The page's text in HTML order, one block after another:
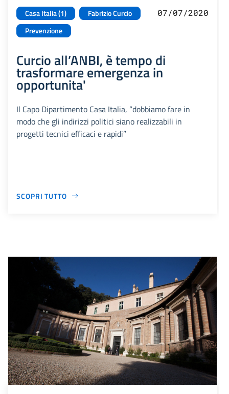
Casa Italia (1)
Fabrizio Curcio
Prevenzione
07/07/2020
Curcio all’ANBI, è tempo di
trasformare emergenza in
opportunita'
Il Capo Dipartimento Casa Italia, “dobbiamo fare in
modo che gli indirizzi politici siano realizzabili in
progetti tecnici efficaci e rapidi”
SCOPRI TUTTO